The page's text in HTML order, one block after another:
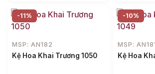
-11%
MSP: AN182
Kệ Hoa Khai Trương 1050
-10%
MSP:
Kệ Hoa